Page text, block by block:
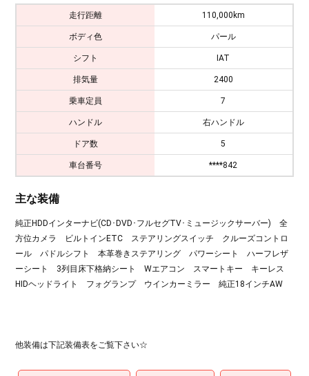
走行距離 110,000km
ボディ色 パール
シフト IAT
排気量 2400
乗車定員 7
ハンドル 右ハンドル
ドア数 5
車台番号 ****842
主な装備
純正HDDインターナビ(CD･DVD･フルセグTV･ミュージックサーバー) 全
方位カメラ ビルトインETC ステアリングスイッチ クルーズコントロ
ール パドルシフト 本革巻きステアリング パワーシート ハーフレザ
ーシート 3列目床下格納シート Wエアコン スマートキー キーレス
HIDヘッドライト フォグランプ ウインカーミラー 純正18インチAW
他装備は下記装備表をご覧下さい☆